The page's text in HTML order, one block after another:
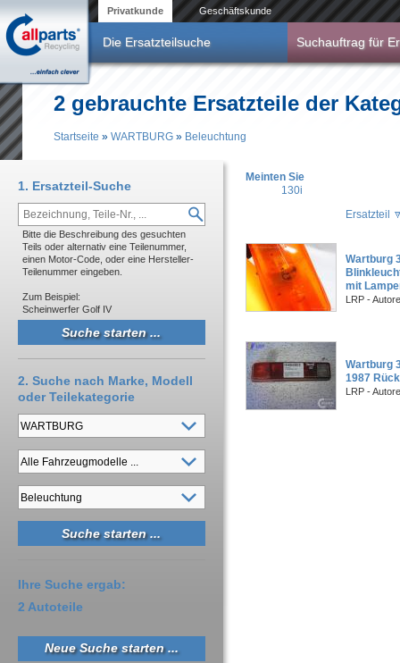
Privatkunde Geschäftskunde
Die Ersatzteilsuche Suchauftrag für
2 gebrauchte Ersatzteile der
Startseite » WARTBURG » Beleuchtung
Meinten Sie
130i
Ersatzteil
Wartburg
mit
LRP -
Wartburg
1987
LRP -
1. Ersatzteil-Suche
Bitte die Beschreibung des gesuchten
Teils oder alternativ eine Teilenummer,
einen Motor-Code, oder eine Hersteller-
Teilenummer eingeben.
Zum Beispiel:
Scheinwerfer Golf IV
2. Suche nach Marke, Modell
oder Teilekategorie
Ihre Suche ergab:
2 Autoteile
Neue Suche starten ...